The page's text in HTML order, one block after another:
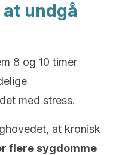
at undgå
8 og 10 timer
med stress.
at kronisk
flere sygdomme